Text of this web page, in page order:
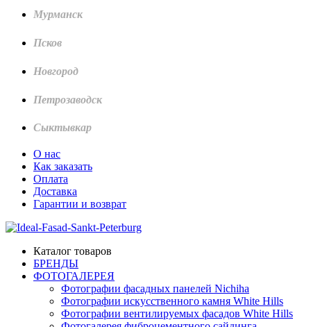
Мурманск
Псков
Новгород
Петрозаводск
Сыктывкар
О нас
Как заказать
Оплата
Доставка
Гарантии и возврат
Каталог товаров
БРЕНДЫ
ФОТОГАЛЕРЕЯ
Фотографии фасадных панелей Nichiha
Фотографии искусственного камня White Hills
Фотографии вентилируемых фасадов White Hills